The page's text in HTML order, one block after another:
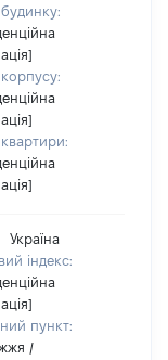
Україна
індекс:
пункт:
/